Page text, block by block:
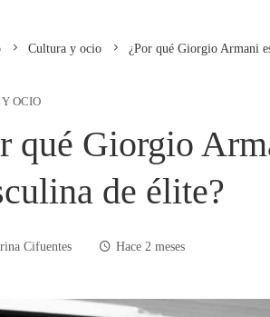
Cultura y ocio ¿Por qué Giorgio Armani
OCIO
qué Giorgio
de élite?
Cifuentes Hace 2 meses